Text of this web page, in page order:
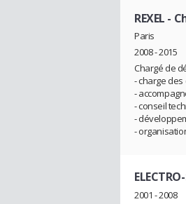
REXEL -
Paris
2008 - 2015
Chargé de
- charge des
-
- conseil
-
-
2001 - 2008